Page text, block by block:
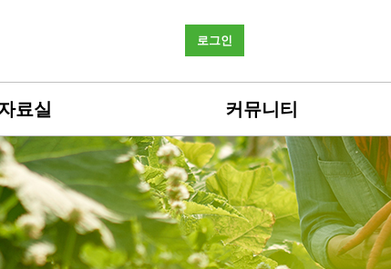
로그인
료실 커뮤니티